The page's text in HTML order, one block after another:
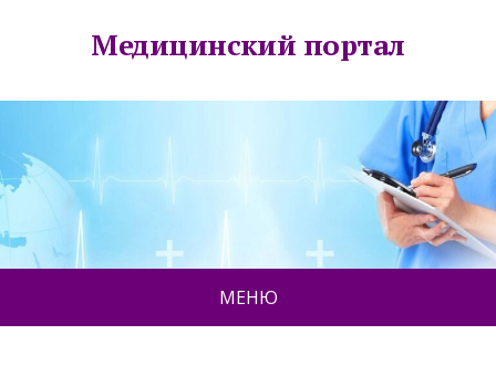
Медицинский портал
МЕНЮ